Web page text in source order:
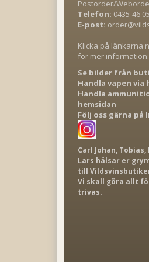
Postorder/
Telefon: 0435-46
E-post:
Klicka på länkarna
för mer information:
Se bilder från
Handla vapen via
Handla
hemsidan
Följ oss gärna på
Carl Johan,
Lars hälsar er
till
Vi skall göra allt
trivas.